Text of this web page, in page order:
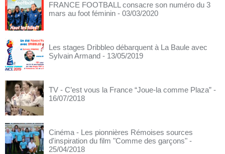
FRANCE FOOTBALL consacre son numéro du 3
mars au foot féminin - 03/03/2020
Les stages Dribbleo débarquent à La Baule avec
Sylvain Armand - 13/05/2019
TV - C’est vous la France “Joue-la comme Plaza” -
16/07/2018
Cinéma - Les pionnières Rémoises sources
d'inspiration du film "Comme des garçons" -
25/04/2018